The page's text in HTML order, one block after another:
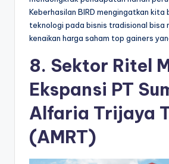
Keberhasilan BIRD mengingatkan
teknologi pada bisnis tradisional bisa
kenaikan harga saham top gainers
8. Sektor Ritel
Ekspansi PT
Alfaria Trijaya
(AMRT)